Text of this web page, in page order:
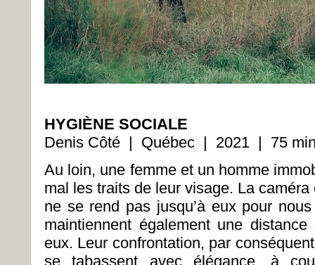
HYGIÈNE SOCIALE
Denis Côté | Québec | 2021 | 75
Au loin, une femme et un homme
mal les traits de leur visage. La
ne se rend pas jusqu’à eux pour
maintiennent également une
eux. Leur confrontation, par
se tabassent avec élégance, à